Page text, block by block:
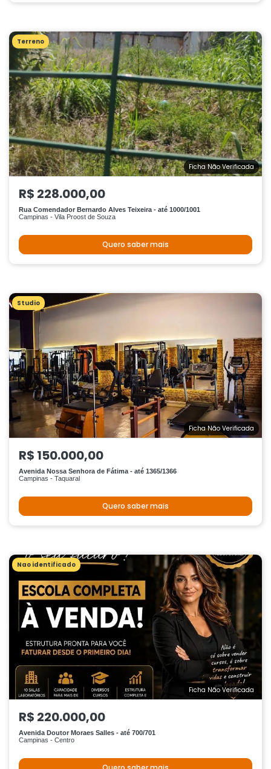
Terreno
Ficha Não Verificada
R$ 228.000,00
Rua Comendador Bernardo Alves Teixeira - até 1000/1001
Campinas - Vila Proost de Souza
Quero saber mais
Studio
Ficha Não Verificada
R$ 150.000,00
Avenida Nossa Senhora de Fátima - até 1365/1366
Campinas - Taquaral
Quero saber mais
Nao identificado
Ficha Não Verificada
R$ 220.000,00
Avenida Doutor Moraes Salles - até 700/701
Campinas - Centro